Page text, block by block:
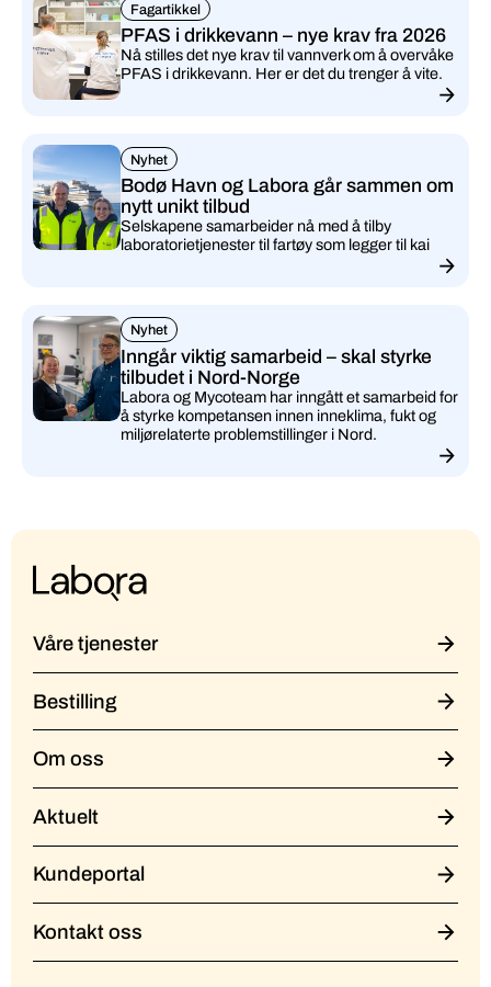
Fagartikkel
PFAS i drikkevann – nye krav fra 2026
Nå stilles det nye krav til vannverk om å overvåke
PFAS i drikkevann. Her er det du trenger å vite.
Nyhet
Bodø Havn og Labora går sammen om
nytt unikt tilbud
Selskapene samarbeider nå med å tilby
laboratorietjenester til fartøy som legger til kai
Nyhet
Inngår viktig samarbeid – skal styrke
tilbudet i Nord-Norge
Labora og Mycoteam har inngått et samarbeid for
å styrke kompetansen innen inneklima, fukt og
miljørelaterte problemstillinger i Nord.
Våre tjenester
Bestilling
Om oss
Aktuelt
Kundeportal
Kontakt oss